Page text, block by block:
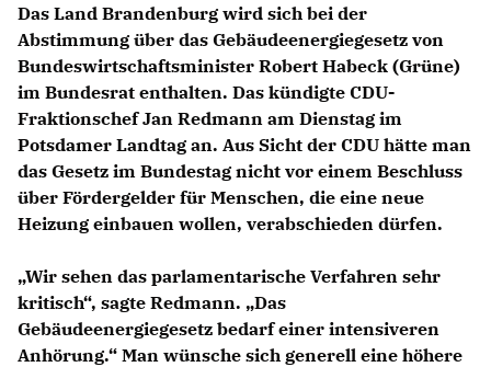
Das Land Brandenburg wird sich bei der
Abstimmung über das Gebäudeenergiegesetz von
Bundeswirtschaftsminister Robert Habeck (Grüne)
im Bundesrat enthalten. Das kündigte CDU-
FraktionschefJan Redmann am Dienstag im
Potsdamer Landtag an. Aus Sicht der CDU hätte man
das Gesetz im Bundestag nicht vor einem Beschluss
über Fördergelder für Menschen, die eine neue
Heizung einbauen wollen, verabschieden dürfen.
Wir sehen das parlamentarische Verfahren sehr
kritisch“, sagte Redmann. „Das
Gebäudeenergiegesetz bedarf einer intensiveren
Anhörung.“ Man wünsche sich generell eine höhere